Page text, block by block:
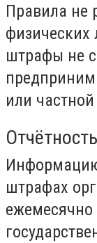
Правила не
физических
штрафы не
или
Отчётность
штрафах
ежемесячно